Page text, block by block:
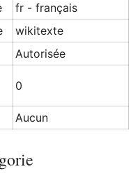
fr - français
wikitexte
Autorisée
0
Aucun